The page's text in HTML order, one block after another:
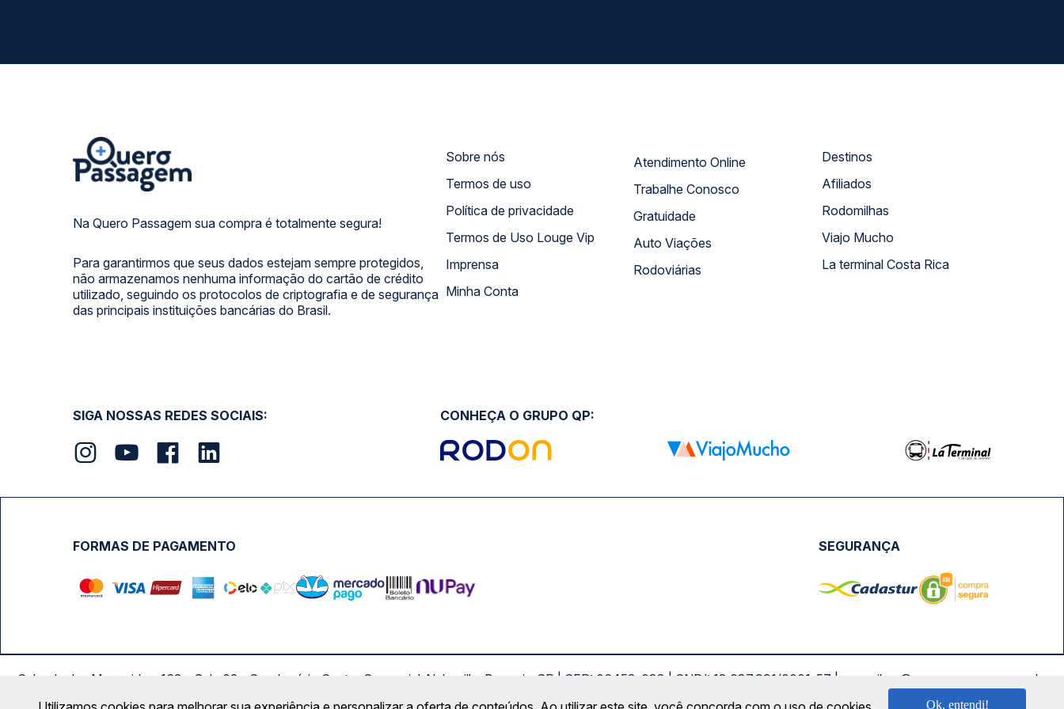
Na Quero Passagem sua compra é totalmente segura!
Para garantirmos que seus dados estejam sempre protegidos,
não armazenamos nenhuma informação do cartão de crédito
utilizado, seguindo os protocolos de criptografia e de segurança
das principais instituições bancárias do Brasil.
Sobre nós
Termos de uso
Política de privacidade
Termos de Uso Louge Vip
Imprensa
Minha Conta
Atendimento Online
Trabalhe Conosco
Gratuidade
Auto Viações
Rodoviárias
Destinos
Afiliados
Rodomilhas
Viajo Mucho
La terminal Costa Rica
SIGA NOSSAS REDES SOCIAIS: CONHEÇA O GRUPO QP:
FORMAS DE PAGAMENTO SEGURANÇA
Calçada das Margaridas, 163 - Sala 02 - Condomínio Centro Comercial Alphaville, Barueri - SP | CEP: 06453-038 | CNPJ: 18.087.991/0001-57 | saconibus@queropassagem.com.br
Copyright 2026 © QueroPassagem.com.br
Ok, entendi!